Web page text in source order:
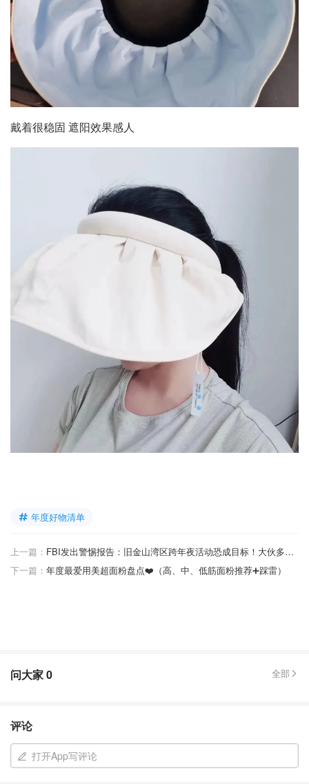
戴着很稳固 遮阳效果感人
年度好物清单
上一篇：
FBI发出警惕报告：旧金山湾区跨年夜活动恐成目标！大伙多留心眼...
下一篇： 年度最爱用美超面粉盘点❤️（高、中、低筋面粉推荐➕踩雷）
问大家0 全部
评论
打开App写评论